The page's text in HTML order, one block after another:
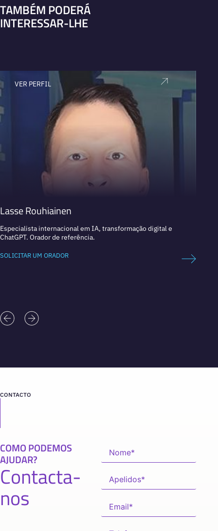
TAMBÉM PODERÁ
INTERESSAR-LHE
VER PERFIL
Lasse Rouhiainen
Especialista internacional em IA, transformação digital e
ChatGPT. Orador de referência.
SOLICITAR UM ORADOR
CONTACTO
COMO PODEMOS
AJUDAR?
Contacta-
nos